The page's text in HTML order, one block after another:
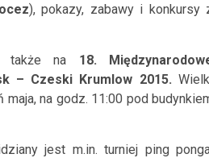
), pokazy, zabawy i konkursy
także na 18.
– Czeski Krumlow 2015.
na godz. 11:00 pod
jest m.in. turniej ping